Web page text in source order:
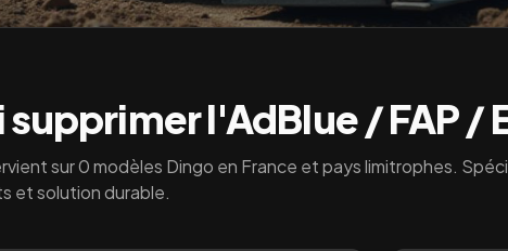
l'AdBlue / FAP /
sur0modèles Dingo en France et pays limitrophes.
et solution durable.